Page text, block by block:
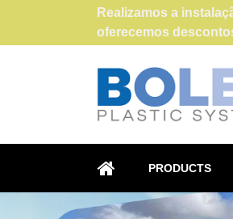
HOME
PRODUCTS
Realizamos a
oferecemos